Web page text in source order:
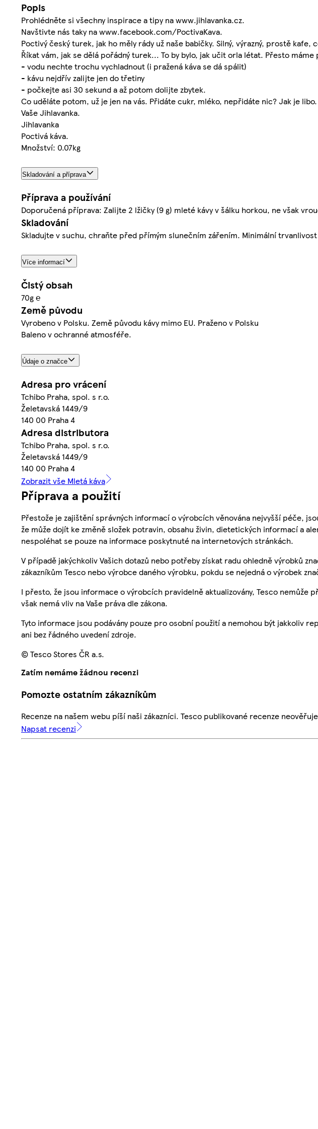
Popis
Prohlédněte si všechny inspirace a tipy na www.jihlavanka.cz.
Navštivte nás taky na www.facebook.com/PoctivaKava.
Poctivý český turek, jak ho měly rády už naše babičky. Silný, výrazný, prostě kafe,
Říkat vám, jak se dělá pořádný turek... To by bylo, jak učit orla létat. Přesto
- vodu nechte trochu vychladnout (i pražená káva se dá spálit)
- kávu nejdřív zalijte jen do třetiny
- počkejte asi 30 sekund a až potom dolijte zbytek.
Co uděláte potom, už je jen na vás. Přidáte cukr, mléko, nepřidáte nic? Jak je
Vaše Jihlavanka.
Jihlavanka
Poctivá káva.
Množství: 0.07kg
Skladování a příprava
Příprava a používání
Doporučená příprava: Zalijte 2 lžičky (9 g) mleté kávy v šálku horkou, ne však
Skladování
Skladujte v suchu, chraňte před přímým slunečním zářením. Minimální
Více informací
Čistý obsah
70g ℮
Země původu
Vyrobeno v Polsku. Země původu kávy mimo EU. Praženo v Polsku
Baleno v ochranné atmosféře.
Údaje o značce
Adresa pro vrácení
Tchibo Praha, spol. s r.o.
Želetavská 1449/9
140 00 Praha 4
Adresa distributora
Tchibo Praha, spol. s r.o.
Želetavská 1449/9
140 00 Praha 4
Zobrazit vše Mletá káva
Příprava a použití
Přestože je zajištění správných informací o výrobcích věnována nejvyšší péče,
že může dojít ke změně složek potravin, obsahu živin, dietetických informací a
nespoléhat se pouze na informace poskytnuté na internetových stránkách.
V případě jakýchkoliv Vašich dotazů nebo potřeby získat radu ohledně výrobků
zákazníkům Tesco nebo výrobce daného výrobku, pokdu se nejedná o výrobek
I přesto, že jsou informace o výrobcích pravidelně aktualizovány, Tesco nemůže
však nemá vliv na Vaše práva dle zákona.
Tyto informace jsou podávány pouze pro osobní použití a nemohou být jakkoliv
ani bez řádného uvedení zdroje.
© Tesco Stores ČR a.s.
Zatím nemáme žádnou recenzi
Pomozte ostatním zákazníkům
Recenze na našem webu píší naši zákazníci. Tesco publikované recenze
Napsat recenzi